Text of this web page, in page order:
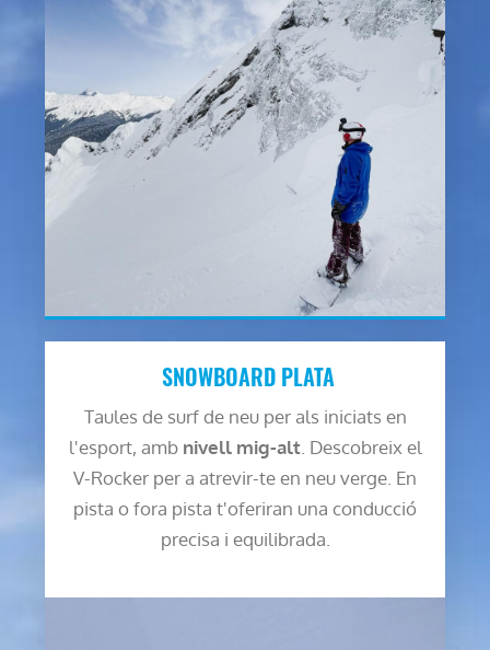
SNOWBOARD PLATA
Taules de surf de neu per als iniciats en
l'esport, amb nivell mig-alt. Descobreix el
V-Rocker per a atrevir-te en neu verge. En
pista o fora pista t'oferiran una conducció
precisa i equilibrada.